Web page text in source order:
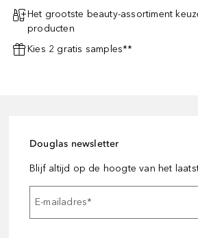
Het grootste beauty-assortiment
producten
Kies 2 gratis samples**
Douglas newsletter
Blijf altijd op de hoogte van het
E-mailadres*